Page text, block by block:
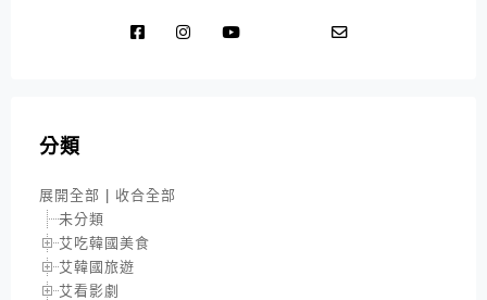
分類
展開全部 | 收合全部
未分類
艾吃韓國美食
艾韓國旅遊
艾看影劇